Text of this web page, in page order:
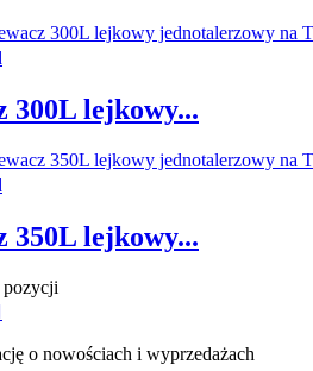
300L lejkowy...
350L lejkowy...
pozycji
o nowościach i wyprzedażach